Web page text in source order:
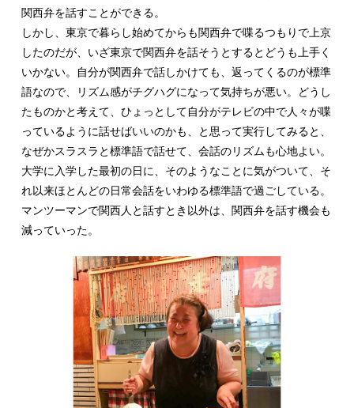
関西弁を話すことができる。
しかし、東京で暮らし始めてからも関西弁で喋るつもりで上京
したのだが、いざ東京で関西弁を話そうとするとどうも上手く
いかない。自分が関西弁で話しかけても、返ってくるのが標準
語なので、リズム感がチグハグになって気持ちが悪い。どうし
たものかと考えて、ひょっとして自分がテレビの中で人々が喋
っているように話せばいいのかも、と思って実行してみると、
なぜかスラスラと標準語で話せて、会話のリズムも心地よい。
大学に入学した最初の日に、そのようなことに気がついて、そ
れ以来ほとんどの日常会話をいわゆる標準語で過ごしている。
マンツーマンで関西人と話すとき以外は、関西弁を話す機会も
減っていった。